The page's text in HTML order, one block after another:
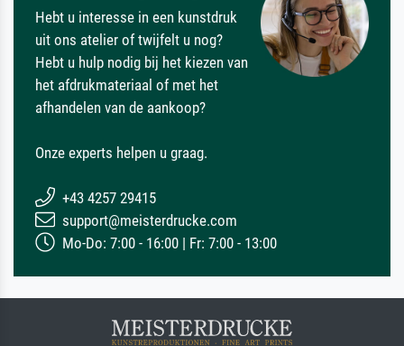
Hebt u interesse in een kunstdruk
uit ons atelier of twijfelt u nog?
Hebt u hulp nodig bij het kiezen van
het afdrukmateriaal of met het
afhandelen van de aankoop?
Onze experts helpen u graag.
+43 4257 29415
support@meisterdrucke.com
Mo-Do: 7:00 - 16:00 | Fr: 7:00 - 13:00